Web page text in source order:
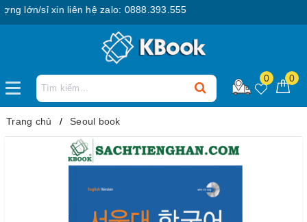
lớn/sỉ xin liên hệ zalo: 0888.393.555
0 0
Trang chủ Seoul book